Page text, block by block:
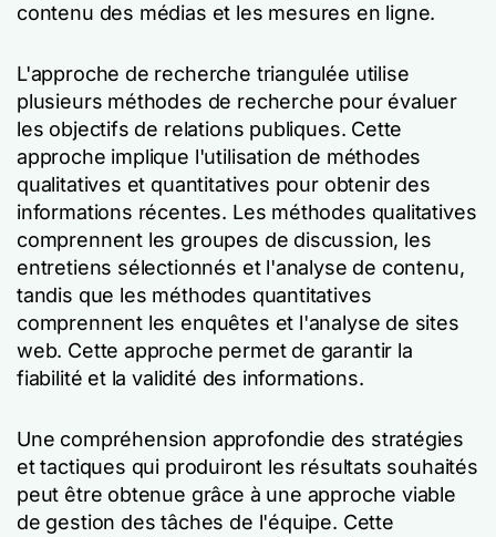
contenu des médias et les mesures en ligne.
L'approche de recherche triangulée utilise
plusieurs méthodes de recherche pour évaluer
les objectifs de relations publiques. Cette
approche implique l'utilisation de méthodes
qualitatives et quantitatives pour obtenir des
informations récentes. Les méthodes qualitatives
comprennent les groupes de discussion, les
entretiens sélectionnés et l'analyse de contenu,
tandis que les méthodes quantitatives
comprennent les enquêtes et l'analyse de sites
web. Cette approche permet de garantir la
fiabilité et la validité des informations.
Une compréhension approfondie des stratégies
et tactiques qui produiront les résultats souhaités
peut être obtenue grâce à une approche viable
de gestion des tâches de l'équipe. Cette